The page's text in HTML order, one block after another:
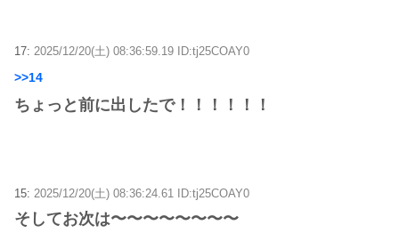
17: 2025/12/20(土) 08:36:59.19 ID:tj25COAY0
>>14
ちょっと前に出したで！！！！！！
15: 2025/12/20(土) 08:36:24.61 ID:tj25COAY0
そしてお次は〜〜〜〜〜〜〜〜